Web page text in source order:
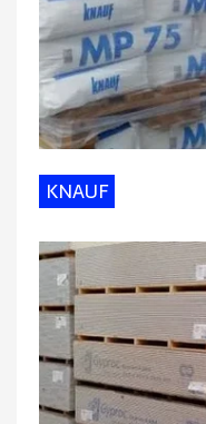
KNAUF